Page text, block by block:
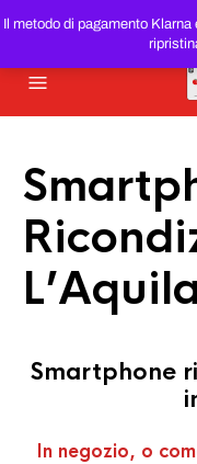
Il metodo di pagamento
SMARTPHONE E
Smartphone
In negozio, o